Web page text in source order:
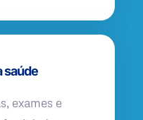
saúde
exames e